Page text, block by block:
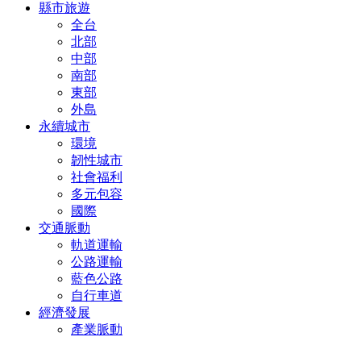
縣市旅遊
全台
北部
中部
南部
東部
外島
永續城市
環境
韌性城市
社會福利
多元包容
國際
交通脈動
軌道運輸
公路運輸
藍色公路
自行車道
經濟發展
產業脈動